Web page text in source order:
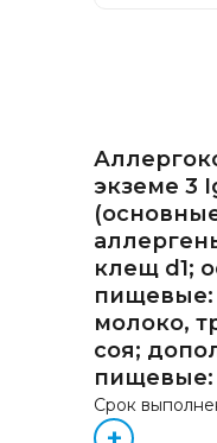
TORCH-
(Яичный
Треска
f13, Соя
экземе 3
клещ d1;
пищевые:
молоко,
соя;
пищевые:
Срок